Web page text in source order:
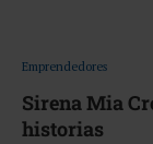
Emprendedores
Sirena Mia
historias